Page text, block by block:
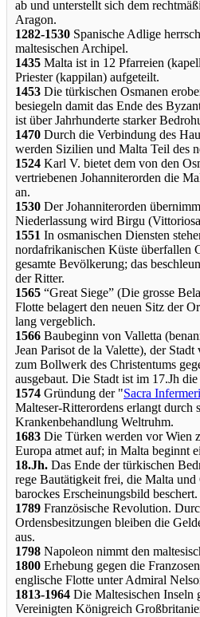
ab und unterstellt sich dem
Aragon.
1282-1530 Spanische Adlige
maltesischen Archipel.
1435 Malta ist in 12 Pfarreien
Priester (kappilan) aufgeteilt.
1453 Die türkischen Osmanen
besiegeln damit das Ende des
ist über Jahrhunderte starker
1470 Durch die Verbindung des
werden Sizilien und Malta Teil des
1524 Karl V. bietet dem von den
vertriebenen Johanniterorden die
an.
1530 Der Johanniterorden
Niederlassung wird Birgu
1551 In osmanischen Diensten
nordafrikanischen Küste überfallen
gesamte Bevölkerung; das
der Ritter.
1565 “Great Siege” (Die grosse
Flotte belagert den neuen Sitz der
lang vergeblich.
1566 Baubeginn von Valletta
Jean Parisot de la Valette), der
zum Bollwerk des Christentums
ausgebaut. Die Stadt ist im 17.Jh
1574 Gründung der "Sacra
Malteser-Ritterordens erlangt durch
Krankenbehandlung Weltruhm.
1683 Die Türken werden vor Wien
Europa atmet auf; in Malta beginnt
18.Jh. Das Ende der türkischen
rege Bautätigkeit frei, die Malta und
barockes Erscheinungsbild beschert.
1789 Französische Revolution.
Ordensbesitzungen bleiben die
aus.
1798 Napoleon nimmt den
1800 Erhebung gegen die
englische Flotte unter Admiral
1813-1964 Die Maltesischen Inseln
Vereinigten Königreich